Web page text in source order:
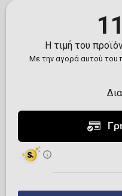
Η τιμή του
Με την αγορά αυτού του